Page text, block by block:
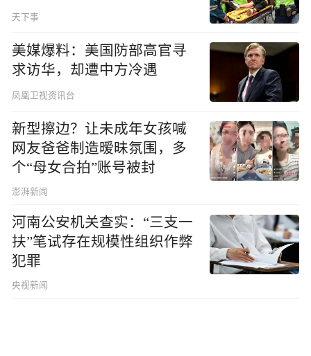
天下事
美媒爆料：美国防部高官寻
求访华，却遭中方冷遇
凤凰卫视资讯台
新型擦边？让未成年女孩喊
网友爸爸制造暧昧氛围，多
个“母女合拍”账号被封
澎湃新闻
河南公安机关查实：“三支一
扶”笔试存在规模性组织作弊
犯罪
央视新闻